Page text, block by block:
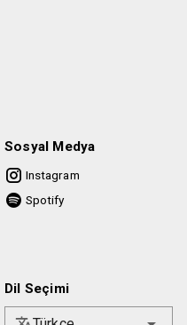
Sosyal Medya
Instagram
Spotify
Dil Seçimi